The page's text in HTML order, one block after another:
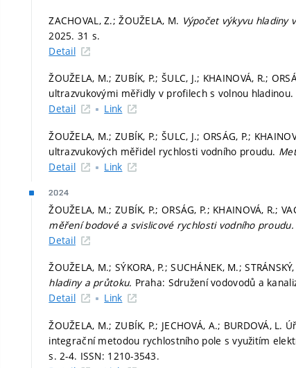
ZACHOVAL, Z.; ŽOUŽELA, M. Výpočet výkyvu hladiny
2025. 31 s.
Detail
ŽOUŽELA, M.; ZUBÍK, P.; ŠULC, J.; KHAINOVÁ, R.;
ultrazvukovými měřidly v profilech s volnou hladinou.
Detail
Link
ŽOUŽELA, M.; ZUBÍK, P.; ŠULC, J.; ORSÁG, P.;
ultrazvukových měřidel rychlosti vodního proudu.
Detail
Link
2024
ŽOUŽELA, M.; ZUBÍK, P.; ORSÁG, P.; KHAINOVÁ, R.;
měření bodové a svislicové rychlosti vodního proudu.
Detail
ŽOUŽELA, M.; SÝKORA, P.; SUCHÁNEK, M.;
hladiny a průtoku. Praha: Sdružení vodovodů a
Detail
Link
ŽOUŽELA, M.; ZUBÍK, P.; JECHOVÁ, A.; BURDOVÁ,
integrační metodou rychlostního pole s využitím
s. 2-4. ISSN: 1210-3543.